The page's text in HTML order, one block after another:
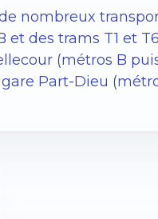
nombreux
et des trams T1 et
(métros B
Part-Dieu